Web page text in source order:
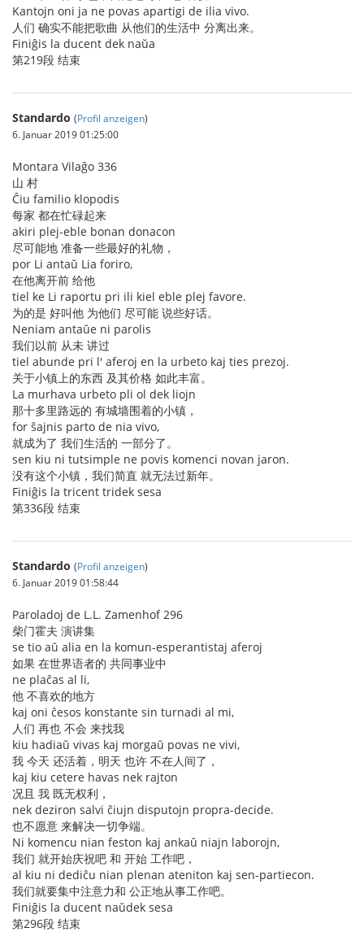
Kantojn oni ja ne povas apartigi de ilia vivo.
人们 确实不能把歌曲 从他们的生活中 分离出来。
Finiĝis la ducent dek naŭa
第219段 结束
Standardo (Profil anzeigen)
6. Januar 2019 01:25:00
Montara Vilaĝo 336
山 村
Ĉiu familio klopodis
每家 都在忙碌起来
akiri plej-eble bonan donacon
尽可能地 准备一些最好的礼物，
por Li antaŭ Lia foriro,
在他离开前 给他
tiel ke Li raportu pri ili kiel eble plej favore.
为的是 好叫他 为他们 尽可能 说些好话。
Neniam antaŭe ni parolis
我们以前 从未 讲过
tiel abunde pri l' aferoj en la urbeto kaj ties prezoj.
关于小镇上的东西 及其价格 如此丰富。
La murhava urbeto pli ol dek liojn
那十多里路远的 有城墙围着的小镇，
for ŝajnis parto de nia vivo,
就成为了 我们生活的 一部分了。
sen kiu ni tutsimple ne povis komenci novan jaron.
没有这个小镇，我们简直 就无法过新年。
Finiĝis la tricent tridek sesa
第336段 结束
Standardo (Profil anzeigen)
6. Januar 2019 01:58:44
Paroladoj de L.L. Zamenhof 296
柴门霍夫 演讲集
se tio aŭ alia en la komun-esperantistaj aferoj
如果 在世界语者的 共同事业中
ne plaĉas al li,
他 不喜欢的地方
kaj oni ĉesos konstante sin turnadi al mi,
人们 再也 不会 来找我
kiu hadiaŭ vivas kaj morgaŭ povas ne vivi,
我 今天 还活着，明天 也许 不在人间了，
kaj kiu cetere havas nek rajton
况且 我 既无权利，
nek deziron salvi ĉiujn disputojn propra-decide.
也不愿意 来解决一切争端。
Ni komencu nian feston kaj ankaŭ niajn laborojn,
我们 就开始庆祝吧 和 开始 工作吧，
al kiu ni dediĉu nian plenan ateniton kaj sen-partiecon.
我们就要集中注意力和 公正地从事工作吧。
Finiĝis la ducent naŭdek sesa
第296段 结束